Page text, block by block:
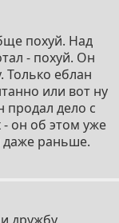
похуй. Над
- похуй. Он
Только еблан
или вот ну
продал дело с
он об этом уже
даже раньше.